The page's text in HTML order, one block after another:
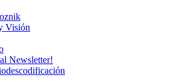
Visión
Newsletter!